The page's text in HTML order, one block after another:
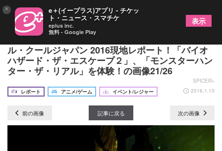
ユニバーサル・スタジオ・ジャパン、 ユニバーサ
ル・クールジャパン 2016現地レポート！「バイオ
ハザード・ザ・エスケープ２」、「モンスターハン
ター・ザ・リアル」を体験！の画像21/26
SPICER+
レポート
アニメ/ゲーム イベント/レジャー 2016.1.15
前の画像 記事に戻る 次の画像
× e＋(イープラス)アプリ - チケッ
ト・ニュース・スマチケ
eplus inc.
無料 - Google Play
表示